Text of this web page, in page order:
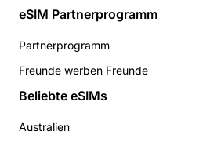
eSIM Partnerprogramm
Partnerprogramm
Freunde werben Freunde
Beliebte eSIMs
Australien